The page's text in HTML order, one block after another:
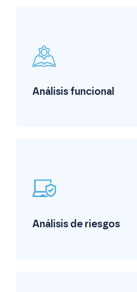
Análisis funcional
Análisis de riesgos